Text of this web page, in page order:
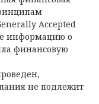
Accepted
информацию о
финансовую
не подлежит